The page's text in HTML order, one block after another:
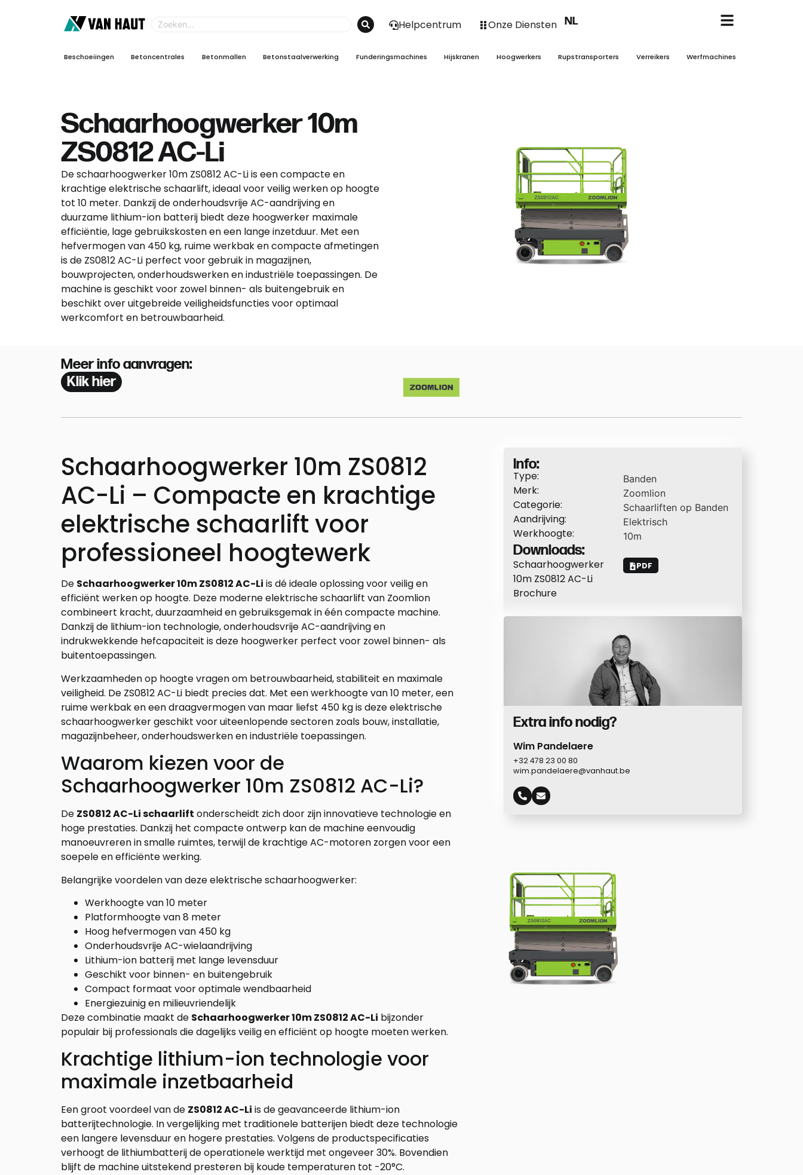
Helpcentrum Onze Diensten NL
FR
Beschoeiingen Betoncentrales Betonmallen Betonstaalverwerking Funderingsmachines Hijskranen Hoogwerkers Rupstransporters Verreikers Werfmachines
Schaarhoogwerker 10m
ZS0812 AC-Li
De schaarhoogwerker 10m ZS0812 AC-Li is een compacte en
krachtige elektrische schaarlift, ideaal voor veilig werken op hoogte
tot 10 meter. Dankzij de onderhoudsvrije AC-aandrijving en
duurzame lithium-ion batterij biedt deze hoogwerker maximale
efficiëntie, lage gebruikskosten en een lange inzetduur. Met een
hefvermogen van 450 kg, ruime werkbak en compacte afmetingen
is de ZS0812 AC-Li perfect voor gebruik in magazijnen,
bouwprojecten, onderhoudswerken en industriële toepassingen. De
machine is geschikt voor zowel binnen- als buitengebruik en
beschikt over uitgebreide veiligheidsfuncties voor optimaal
werkcomfort en betrouwbaarheid.
Meer info aanvragen:
Klik hier
Schaarhoogwerker 10m ZS0812
AC-Li – Compacte en krachtige
elektrische schaarlift voor
professioneel hoogtewerk
De Schaarhoogwerker 10m ZS0812 AC-Li is dé ideale oplossing voor veilig en
efficiënt werken op hoogte. Deze moderne elektrische schaarlift van Zoomlion
combineert kracht, duurzaamheid en gebruiksgemak in één compacte machine.
Dankzij de lithium-ion technologie, onderhoudsvrije AC-aandrijving en
indrukwekkende hefcapaciteit is deze hoogwerker perfect voor zowel binnen- als
buitentoepassingen.
Werkzaamheden op hoogte vragen om betrouwbaarheid, stabiliteit en maximale
veiligheid. De ZS0812 AC-Li biedt precies dat. Met een werkhoogte van 10 meter, een
ruime werkbak en een draagvermogen van maar liefst 450 kg is deze elektrische
schaarhoogwerker geschikt voor uiteenlopende sectoren zoals bouw, installatie,
magazijnbeheer, onderhoudswerken en industriële toepassingen.
Waarom kiezen voor de
Schaarhoogwerker 10m ZS0812 AC-Li?
De ZS0812 AC-Li schaarlift onderscheidt zich door zijn innovatieve technologie en
hoge prestaties. Dankzij het compacte ontwerp kan de machine eenvoudig
manoeuvreren in smalle ruimtes, terwijl de krachtige AC-motoren zorgen voor een
soepele en efficiënte werking.
Belangrijke voordelen van deze elektrische schaarhoogwerker:
Werkhoogte van 10 meter
Platformhoogte van 8 meter
Hoog hefvermogen van 450 kg
Onderhoudsvrije AC-wielaandrijving
Lithium-ion batterij met lange levensduur
Geschikt voor binnen- en buitengebruik
Compact formaat voor optimale wendbaarheid
Energiezuinig en milieuvriendelijk
Deze combinatie maakt de Schaarhoogwerker 10m ZS0812 AC-Li bijzonder
populair bij professionals die dagelijks veilig en efficiënt op hoogte moeten werken.
Krachtige lithium-ion technologie voor
maximale inzetbaarheid
Een groot voordeel van de ZS0812 AC-Li is de geavanceerde lithium-ion
batterijtechnologie. In vergelijking met traditionele batterijen biedt deze technologie
een langere levensduur en hogere prestaties. Volgens de productspecificaties
verhoogt de lithiumbatterij de operationele werktijd met ongeveer 30%. Bovendien
blijft de machine uitstekend presteren bij koude temperaturen tot -20°C.
Info:
Type: Banden
Merk: Zoomlion
Categorie: Schaarliften op Banden
Aandrijving: Elektrisch
Werkhoogte: 10m
Downloads:
Schaarhoogwerker
10m ZS0812 AC-Li
Brochure
PDF
Extra info nodig?
Wim Pandelaere
+32 478 23 00 80
wim.pandelaere@vanhaut.be